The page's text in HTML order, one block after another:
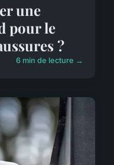
une
pour le
?
6 min de lecture →